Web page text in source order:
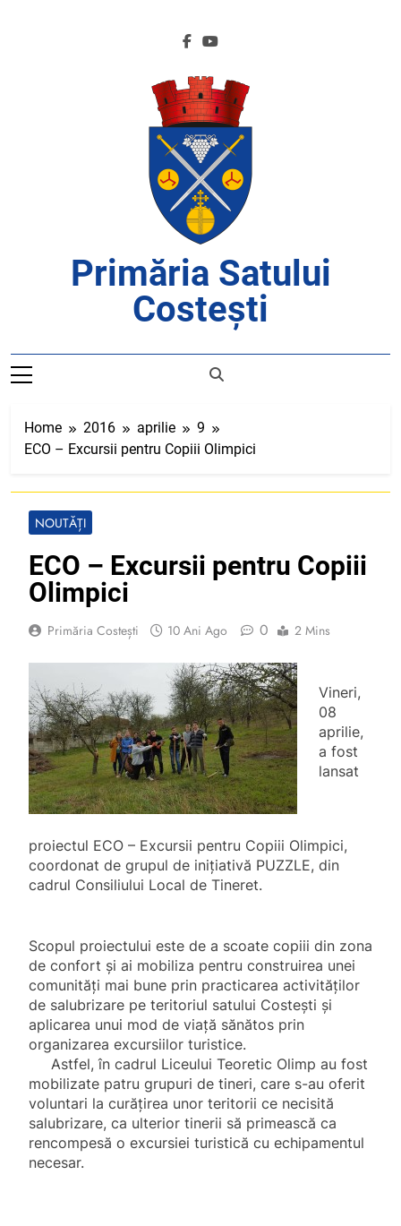
Primăria Satului
Costești
Home 2016 aprilie
9
ECO – Excursii pentru Copiii Olimpici
NOUTĂȚI
ECO – Excursii pentru Copiii
Olimpici
Primăria Costești 10 Ani Ago 0 2 Mins
Vineri,
08
aprilie,
a fost
lansat
proiectul ECO – Excursii pentru Copiii Olimpici,
coordonat de grupul de inițiativă PUZZLE, din
cadrul Consiliului Local de Tineret.
Scopul proiectului este de a scoate copiii din zona
de confort și ai mobiliza pentru construirea unei
comunități mai bune prin practicarea activităților
de salubrizare pe teritoriul satului Costești și
aplicarea unui mod de viață sănătos prin
organizarea excursiilor turistice.
Astfel, în cadrul Liceului Teoretic Olimp au fost
mobilizate patru grupuri de tineri, care s-au oferit
voluntari la curățirea unor teritorii ce necisită
salubrizare, ca ulterior tinerii să primească ca
rencompesă o excursiei turistică cu echipamentul
necesar.